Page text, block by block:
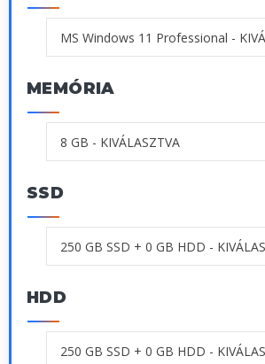
MEMÓRIA
SSD
HDD